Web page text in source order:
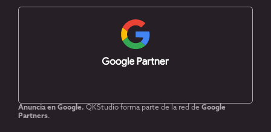
Anuncia en Google. QKStudio forma parte de la red de Google
Partners.